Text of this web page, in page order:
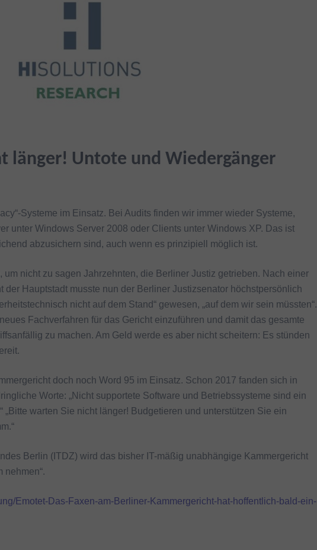
länger! Untote und Wiedergänger
Systeme im Einsatz. Bei Audits finden wir immer wieder Systeme,
unter Windows Server 2008 oder Clients unter Windows XP. Das ist
abzusichern sind, auch wenn es prinzipiell möglich ist.
um nicht zu sagen Jahrzehnten, die Berliner Justiz getrieben. Nach einer
der Hauptstadt musste nun der Berliner Justizsenator höchstpersönlich
nicht auf dem Stand“ gewesen, „auf dem wir sein müssten“.
Fachverfahren für das Gericht einzuführen und damit das gesamte
zu machen. Am Geld werde es aber nicht scheitern: Es stünden
doch noch Word 95 im Einsatz. Schon 2017 fanden sich in
Worte: „Nicht supportete Software und Betriebssysteme sind ein
„Bitte warten Sie nicht länger! Budgetieren und unterstützen Sie ein
Berlin (ITDZ) wird das bisher IT-mäßig unabhängige Kammergericht
nehmen“.
Emotet-Das-Faxen-am-Berliner-Kammergericht-hat-hoffentlich-bald-ein-